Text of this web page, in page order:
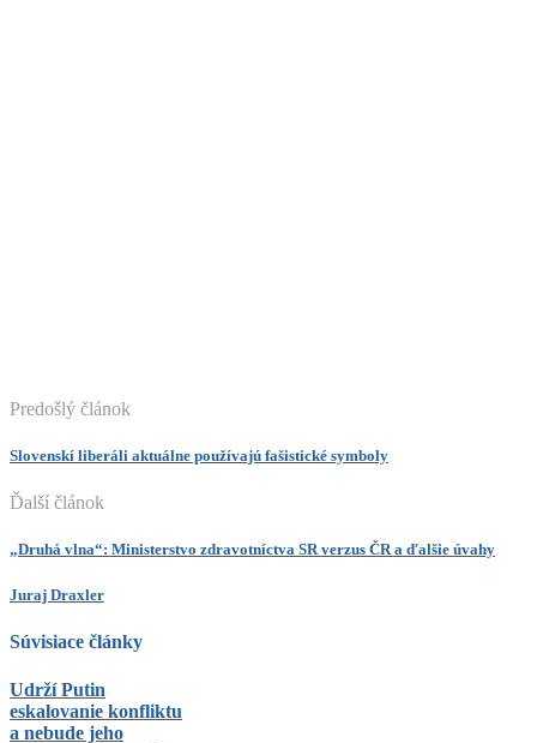
Predošlý článok
Slovenskí liberáli aktuálne používajú fašistické symboly
Ďalší článok
„Druhá vlna“: Ministerstvo zdravotníctva SR verzus ČR a ďalšie úvahy
Juraj Draxler
Súvisiace články
Udrží Putin
eskalovanie konfliktu
a nebude jeho